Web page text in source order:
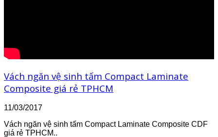
Vách ngăn vệ sinh tấm Compact Laminate
Composite giá rẻ TPHCM
11/03/2017
Vách ngăn vệ sinh tấm Compact Laminate Composite CDF
giá rẻ TPHCM..